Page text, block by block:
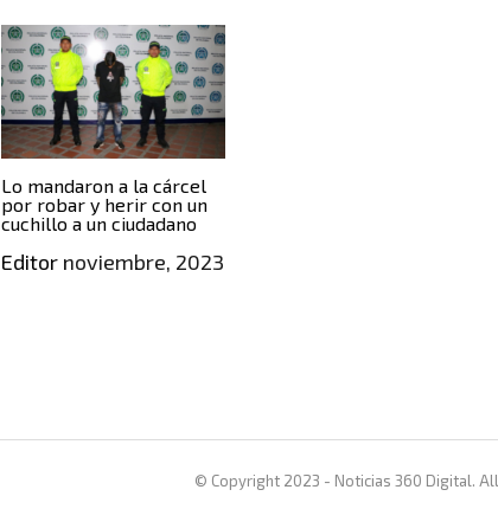
Lo mandaron a la cárcel
por robar y herir con un
cuchillo a un ciudadano
Editor noviembre, 2023
© Copyright 2023 - Noticias 360 Digital.